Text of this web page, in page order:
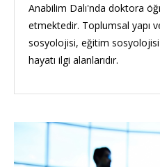
Anabilim Dalı'nda doktora
etmektedir. Toplumsal yapı
sosyolojisi, eğitim
hayatı ilgi alanlarıdır.